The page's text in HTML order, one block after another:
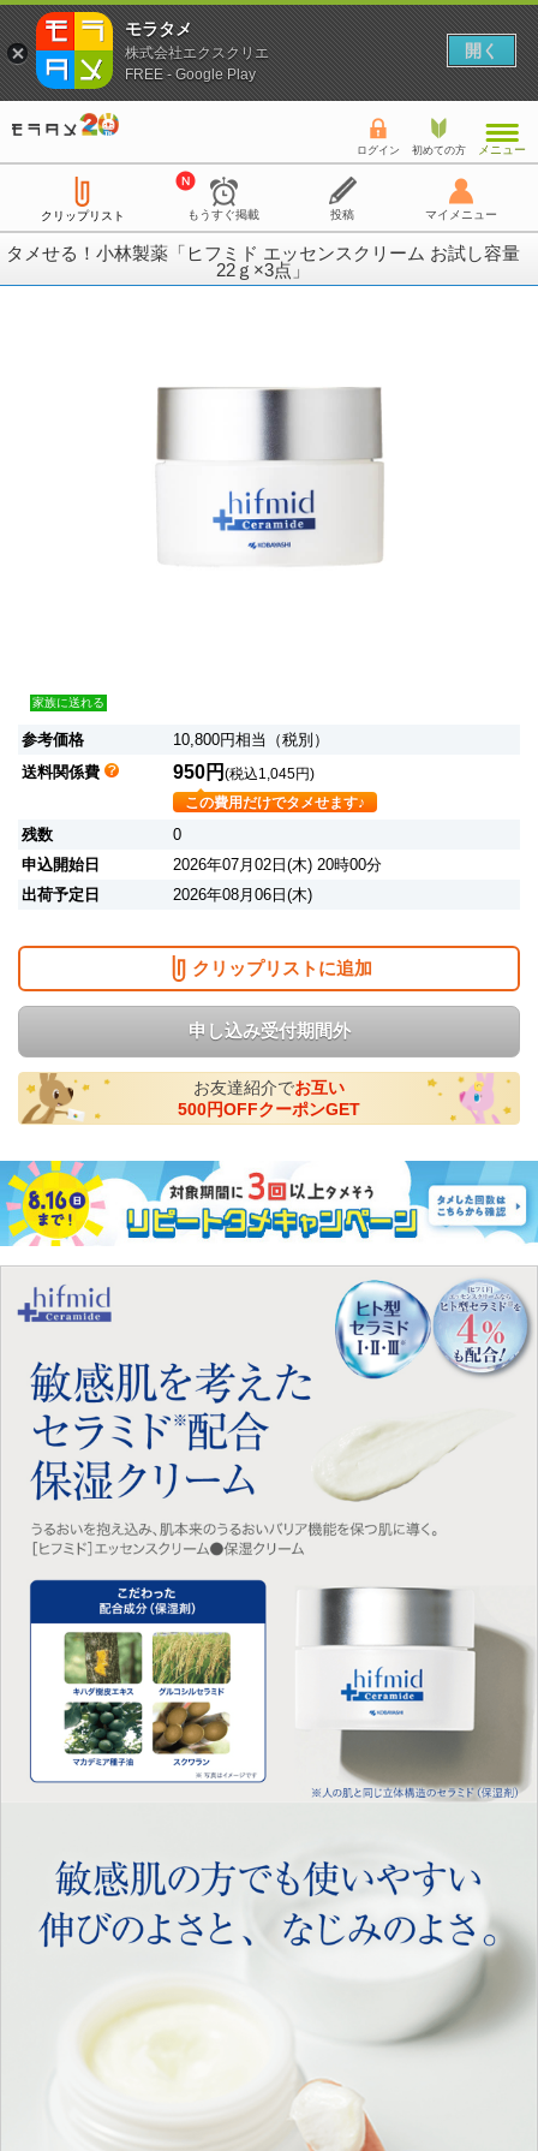
ログイン 初めての方 メニュー
クリップリスト もうすぐ掲載 投稿 マイメニュー
タメせる！小林製薬「ヒフミド エッセンスクリーム お試し容量
22ｇ×3点」
家族に送れる
参考価格
10,800円相当（税別）
送料関係費
950円 (税込1,045円)
この費用だけでタメせます♪
残数
0
申込開始日
2026年07月02日(木) 20時00分
出荷予定日
2026年08月06日(木)
クリップリストに追加
申し込み受付期間外
お友達紹介でお互い
500円OFFクーポンGET
モラタメ
株式会社エクスクリエ
FREE - Google Play
開く